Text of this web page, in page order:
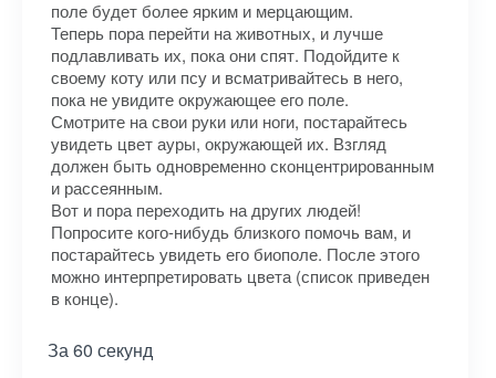
поле будет более ярким и мерцающим.
Теперь пора перейти на животных, и лучше
подлавливать их, пока они спят. Подойдите к
своему коту или псу и всматривайтесь в него,
пока не увидите окружающее его поле.
Смотрите на свои руки или ноги, постарайтесь
увидеть цвет ауры, окружающей их. Взгляд
должен быть одновременно сконцентрированным
и рассеянным.
Вот и пора переходить на других людей!
Попросите кого-нибудь близкого помочь вам, и
постарайтесь увидеть его биополе. После этого
можно интерпретировать цвета (список приведен
в конце).
За 60 секунд